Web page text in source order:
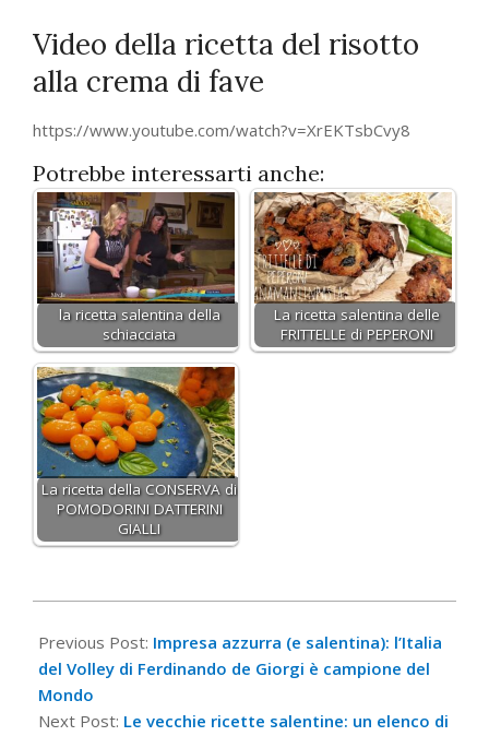
Video della ricetta del risotto
alla crema di fave
https://www.youtube.com/watch?v=XrEKTsbCvy8
Potrebbe interessarti anche:
la ricetta salentina della
schiacciata
La ricetta salentina delle
FRITTELLE di PEPERONI
La ricetta della CONSERVA di
POMODORINI DATTERINI
GIALLI
09-
12
Previous Post: Impresa azzurra (e salentina): l’Italia
del Volley di Ferdinando de Giorgi è campione del
Mondo
Next Post: Le vecchie ricette salentine: un elenco di